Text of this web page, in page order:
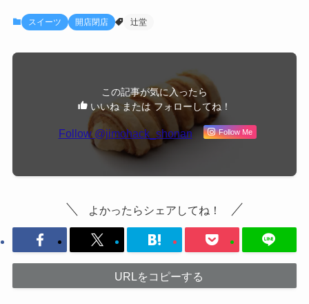
スイーツ 開店閉店 辻堂
この記事が気に入ったら
いいね または フォローしてね！
Follow @jimohack_shonan Follow Me
よかったらシェアしてね！
URLをコピーする